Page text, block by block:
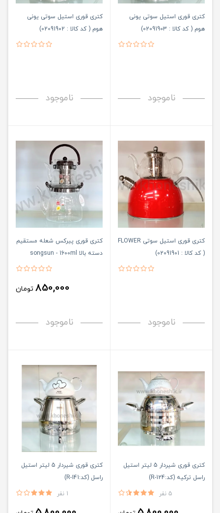
کتری قوری استیل سوتی یونی
هوم ( کد کالا : 02091903)
ناموجود
کتری قوری استیل سوتی یونی
هوم ( کد کالا : 02091902)
ناموجود
کتری قوری استیل سوتی FLOWER
( کد کالا : 02091901)
ناموجود
کتری قوری پیرکس شعله مستقیم
دسته بالا songsun - 1600ml
850,000 تومان
ناموجود
کتری قوری شیردار 5 لیتر استیل
راسل ترکیه (کد:R-124)
5 نفر
کتری قوری شیردار 5 لیتر استیل
راسل (کد:R-141)
1 نفر